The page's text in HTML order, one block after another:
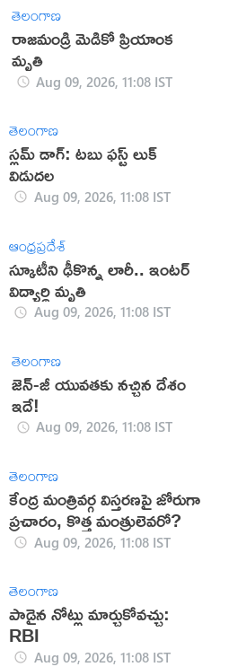
తెలంగాణ
రాజమండ్రి మెడికో ప్రియాంక
మృతి
Aug 09, 2026, 11:08 IST
తెలంగాణ
స్లమ్ డాగ్: టబు ఫస్ట్ లుక్
విడుదల
Aug 09, 2026, 11:08 IST
ఆంధ్రప్రదేశ్
స్కూటీని ఢీకొన్న లారీ.. ఇంటర్‌
విద్యార్థి మృతి
Aug 09, 2026, 11:08 IST
తెలంగాణ
జెన్-జీ యువతకు నచ్చిన దేశం
ఇదే!
Aug 09, 2026, 11:08 IST
తెలంగాణ
కేంద్ర మంత్రివర్గ విస్తరణపై జోరుగా
ప్రచారం, కొత్త మంత్రులెవరో?
Aug 09, 2026, 11:08 IST
తెలంగాణ
పాడైన నోట్లు మార్చుకోవచ్చు:
RBI
Aug 09, 2026, 11:08 IST